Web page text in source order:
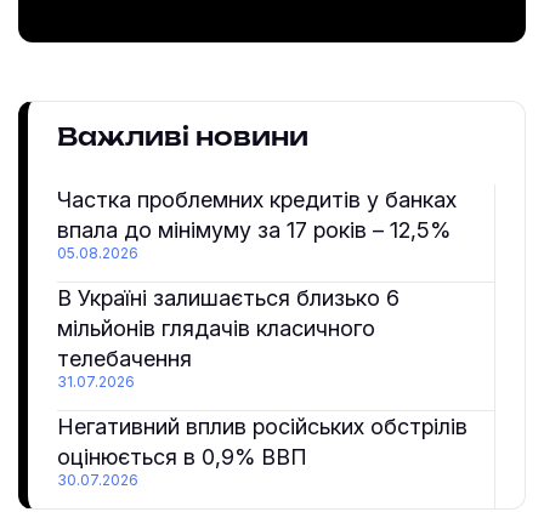
Важливі новини
Частка проблемних кредитів у банках
впала до мінімуму за 17 років – 12,5%
05.08.2026
В Україні залишається близько 6
мільйонів глядачів класичного
телебачення
31.07.2026
Негативний вплив російських обстрілів
оцінюється в 0,9% ВВП
30.07.2026